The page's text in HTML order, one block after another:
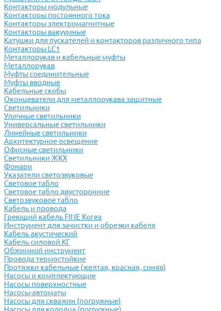
Контакторы модульные
Контакторы постоянного тока
Контакторы электромагнитные
Контакторы вакуумные
Катушки для пускателей и контакторов различного типа
Контакторы LC1
Металлорукав и кабельные муфты
Металлорукав
Муфты соединительные
Муфты вводные
Кабельные скобы
Оконцеватели для металлорукава защитные
Светильники
Уличные светильники
Универсальные светильники
Линейные светильники
Архитектурное освещение
Офисные светильники
Светильники ЖКХ
Фонари
Указатели светозвуковые
Световое табло
Световое табло двусторонние
Светозвуковое табло
Кабель и провода
Греющий кабель FINE Korea
Инструмент для зачистки и обрезки кабеля
Кабель акустический
Кабель силовой КГ
Обжимной инструмент
Провода термостойкие
Протяжки кабельные (желтая, красная, синяя)
Насосы и комплектующие
Насосы поверхностные
Насосы-автоматы
Насосы для скважин (погружные)
Насосы для колодца (погружные)